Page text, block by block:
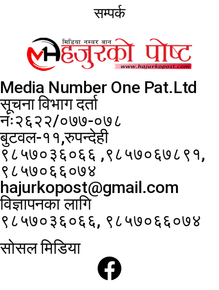
सम्पर्क
Media Number One Pat.Ltd
सूचना विभाग दर्ता
नंः२६२२/०७७-०७८
बुटवल-११,रुपन्देही
९८५७०३६०६६ ,९८५७०६७८९१,
९८५७०६६०७४
hajurkopost@gmail.com
विज्ञापनका लागि
९८५७०३६०६६, ९८५७०६६०७४
सोसल मिडिया